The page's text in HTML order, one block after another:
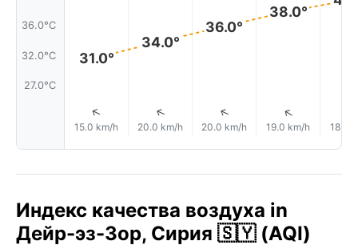
36.0°C
32.0°C
27.0°C
31.0°
↑
15.0 km/h
34.0°
↑
20.0 km/h
36.0°
↑
20.0 km/h
38.0°
↑
19.0 km/h 18.0
Индекс качества воздуха in
Дейр-эз-Зор, Сирия 🇸🇾 (AQI)